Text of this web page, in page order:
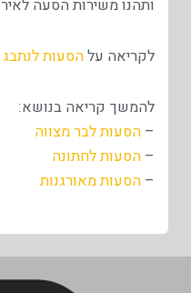
ותהנו משירות הסעה
לקריאה עלהסעות
להמשך קריאה בנושא:
– הסעות לבר מצווה
– הסעות לחתונה
– הסעות מאורגנות